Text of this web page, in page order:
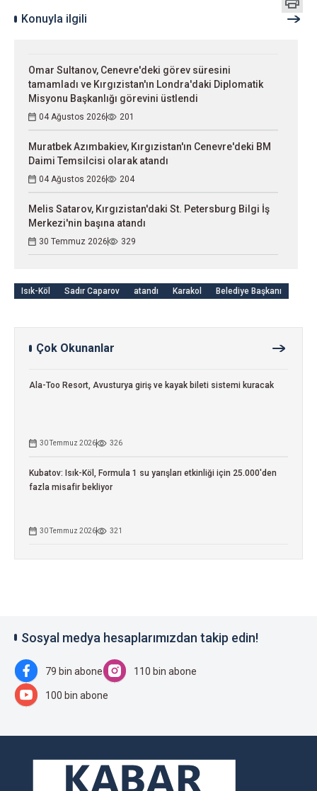
Konuyla ilgili
Omar Sultanov, Cenevre'deki görev süresini
tamamladı ve Kırgızistan'ın Londra'daki Diplomatik
Misyonu Başkanlığı görevini üstlendi
04 Ağustos 2026 201
Muratbek Azımbakiev, Kırgızistan'ın Cenevre'deki BM
Daimi Temsilcisi olarak atandı
04 Ağustos 2026 204
Melis Satarov, Kırgızistan'daki St. Petersburg Bilgi İş
Merkezi'nin başına atandı
30 Temmuz 2026 329
Isık-Köl Sadır Caparov atandı Karakol Belediye Başkanı
Çok Okunanlar
Ala-Too Resort, Avusturya giriş ve kayak bileti sistemi kuracak
30 Temmuz 2026 326
Kubatov: Isık-Köl, Formula 1 su yarışları etkinliği için 25.000'den
fazla misafir bekliyor
30 Temmuz 2026 321
Sosyal medya hesaplarımızdan takip edin!
79 bin abone 110 bin abone
100 bin abone